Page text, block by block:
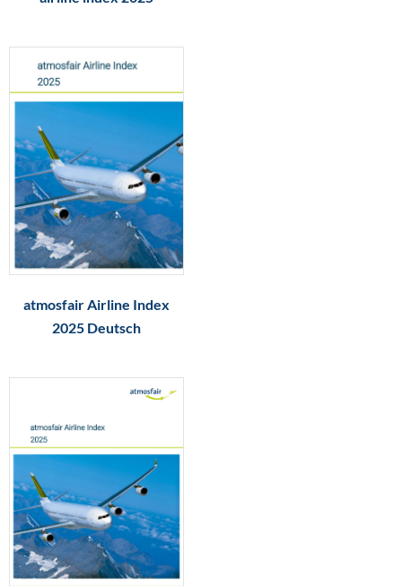
atmosfair Airline Index
2025 Deutsch